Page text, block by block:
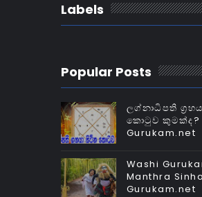
Labels
Popular Posts
ලග්නාධිපති
කොටුව කුමක්‌ද?
Gurukam.net
Washi
Manthra
Gurukam.net